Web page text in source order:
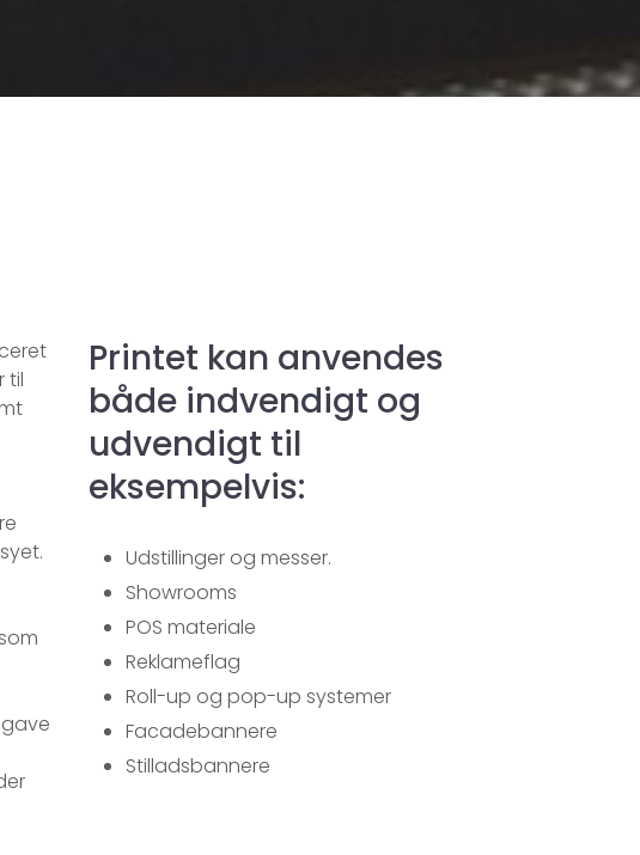
til
Printet kan anvendes
både indvendigt og
udvendigt til
eksempelvis:
Udstillinger og messer.
Showrooms
POS materiale
Reklameflag
Roll-up og pop-up systemer
Facadebannere
Stilladsbannere​​​